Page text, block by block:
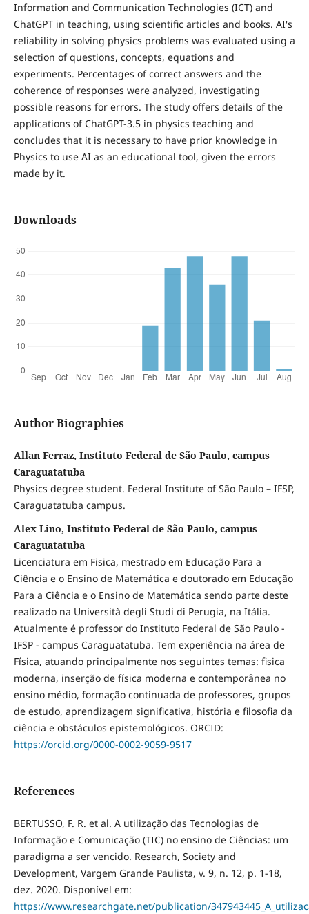
Information and Communication Technologies (ICT) and
ChatGPT in teaching, using scientific articles and books. AI's
reliability in solving physics problems was evaluated using a
selection of questions, concepts, equations and
experiments. Percentages of correct answers and the
coherence of responses were analyzed, investigating
possible reasons for errors. The study offers details of the
applications of ChatGPT-3.5 in physics teaching and
concludes that it is necessary to have prior knowledge in
Physics to use AI as an educational tool, given the errors
made by it.
Downloads
Author Biographies
Allan Ferraz, Instituto Federal de São Paulo, campus
Caraguatatuba
Physics degree student. Federal Institute of São Paulo – IFSP,
Caraguatatuba campus.
Alex Lino, Instituto Federal de São Paulo, campus
Caraguatatuba
Licenciatura em Fisica, mestrado em Educação Para a
Ciência e o Ensino de Matemática e doutorado em Educação
Para a Ciência e o Ensino de Matemática sendo parte deste
realizado na Università degli Studi di Perugia, na Itália.
Atualmente é professor do Instituto Federal de São Paulo -
IFSP - campus Caraguatatuba. Tem experiência na área de
Física, atuando principalmente nos seguintes temas: fisica
moderna, inserção de física moderna e contemporânea no
ensino médio, formação continuada de professores, grupos
de estudo, aprendizagem significativa, história e filosofia da
ciência e obstáculos epistemológicos. ORCID:
https://orcid.org/0000-0002-9059-9517
References
BERTUSSO, F. R. et al. A utilização das Tecnologias de
Informação e Comunicação (TIC) no ensino de Ciências: um
paradigma a ser vencido. Research, Society and
Development, Vargem Grande Paulista, v. 9, n. 12, p. 1-18,
dez. 2020. Disponível em:
https://www.researchgate.net/publication/